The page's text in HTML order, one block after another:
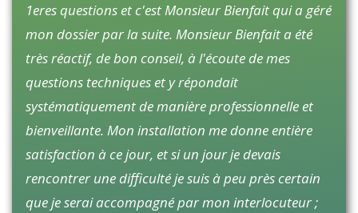
1eres questions et c'est Monsieur Bienfait qui a géré
mon dossier par la suite. Monsieur Bienfait a été
très réactif, de bon conseil, à l'écoute de mes
questions techniques et y répondait
systématiquement de manière professionnelle et
bienveillante. Mon installation me donne entière
satisfaction à ce jour, et si un jour je devais
rencontrer une difficulté je suis à peu près certain
que je serai accompagné par mon interlocuteur ;